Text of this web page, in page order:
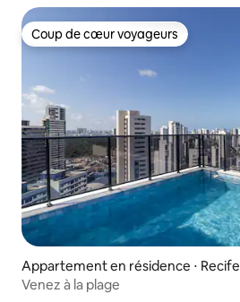
Coup de cœur voyageurs
Coup de cœur voyageurs
Appartement en résidence ⋅ Recife
Venez à la plage